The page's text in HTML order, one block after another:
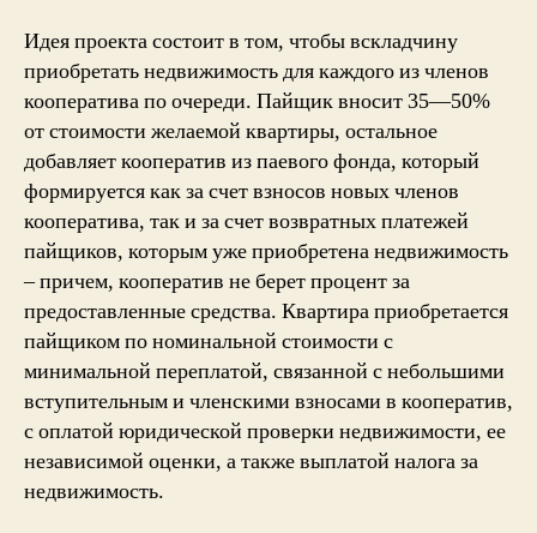
Идея проекта состоит в том, чтобы вскладчину
приобретать недвижимость для каждого из членов
кооператива по очереди. Пайщик вносит 35—50%
от стоимости желаемой квартиры, остальное
добавляет кооператив из паевого фонда, который
формируется как за счет взносов новых членов
кооператива, так и за счет возвратных платежей
пайщиков, которым уже приобретена недвижимость
– причем, кооператив не берет процент за
предоставленные средства. Квартира приобретается
пайщиком по номинальной стоимости с
минимальной переплатой, связанной с небольшими
вступительным и членскими взносами в кооператив,
с оплатой юридической проверки недвижимости, ее
независимой оценки, а также выплатой налога за
недвижимость.